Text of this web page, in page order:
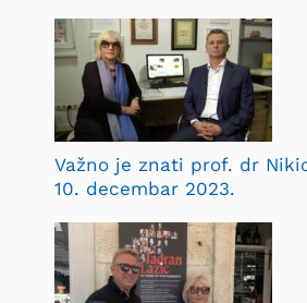
Važno je znati prof. dr
10. decembar 2023.